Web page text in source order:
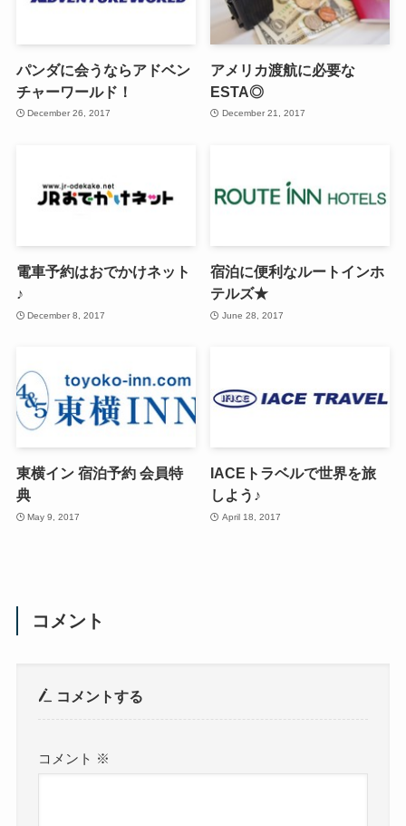
パンダに会うならアドベン
チャーワールド！
December 26, 2017
アメリカ渡航に必要な
ESTA◎
December 21, 2017
電車予約はおでかけネット
♪
December 8, 2017
宿泊に便利なルートインホ
テルズ★
June 28, 2017
東横イン 宿泊予約 会員特
典
May 9, 2017
IACEトラベルで世界を旅
しよう♪
April 18, 2017
コメント
コメントする
コメント ※